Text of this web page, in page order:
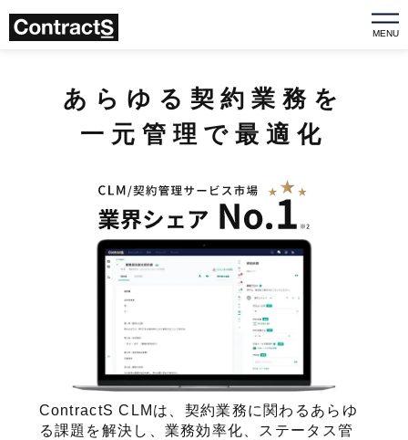
MENU
あらゆる契約業務を
一元管理で最適化
ContractS CLMは、契約業務に関わるあらゆ
る課題を解決し、業務効率化、ステータス管